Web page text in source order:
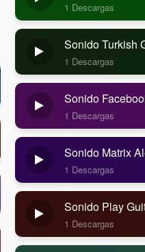
1 Descargas
Sonido Turkish
1 Descargas
Sonido
1 Descargas
Sonido Matrix
1 Descargas
Sonido Play
1 Descargas